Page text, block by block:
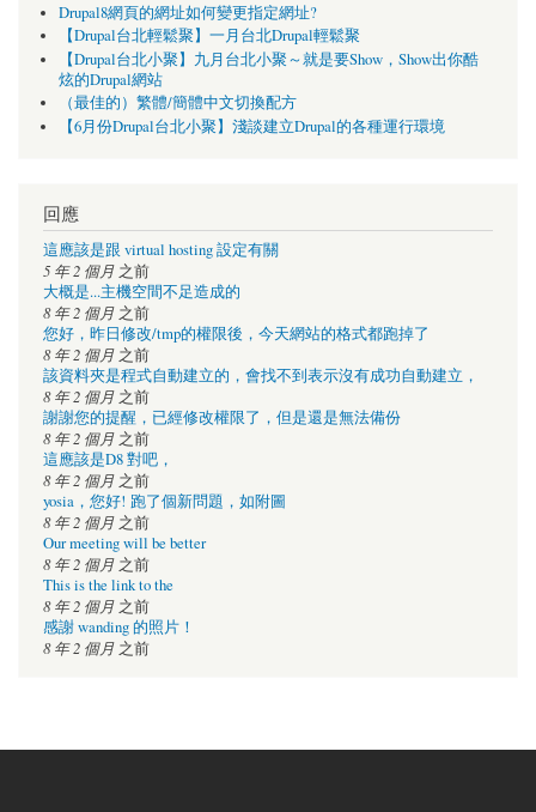
Drupal8網頁的網址如何變更指定網址?
【Drupal台北輕鬆聚】一月台北Drupal輕鬆聚
【Drupal台北小聚】九月台北小聚～就是要Show，Show出你酷
炫的Drupal網站
（最佳的）繁體/簡體中文切換配方
【6月份Drupal台北小聚】淺談建立Drupal的各種運行環境
回應
這應該是跟 virtual hosting 設定有關
5 年 2 個月 之前
大概是...主機空間不足造成的
8 年 2 個月 之前
您好，昨日修改/tmp的權限後，今天網站的格式都跑掉了
8 年 2 個月 之前
該資料夾是程式自動建立的，會找不到表示沒有成功自動建立，
8 年 2 個月 之前
謝謝您的提醒，已經修改權限了，但是還是無法備份
8 年 2 個月 之前
這應該是D8 對吧，
8 年 2 個月 之前
yosia，您好! 跑了個新問題，如附圖
8 年 2 個月 之前
Our meeting will be better
8 年 2 個月 之前
This is the link to the
8 年 2 個月 之前
感謝 wanding 的照片！
8 年 2 個月 之前